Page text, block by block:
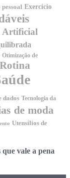
Exercício
Artificial
Otimização de
Rotina
dados Tecnologia da
de moda
Utensílios de
vale a pena